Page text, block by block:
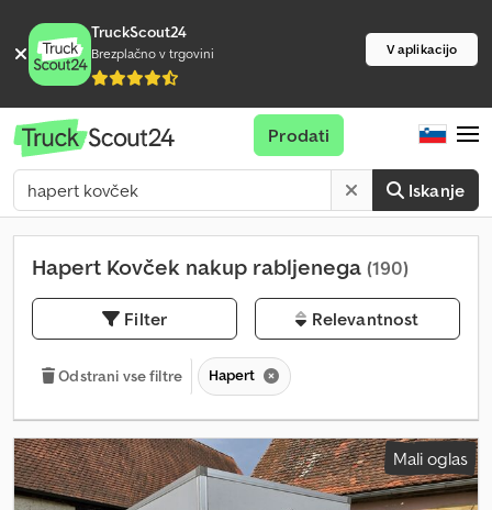
TruckScout24
Brezplačno v trgovini V aplikacijo
Iskanje
Prodati
Hapert Kovček nakup rabljenega (190)
Filter Relevantnost
Odstrani vse filtre Hapert
Mali oglas